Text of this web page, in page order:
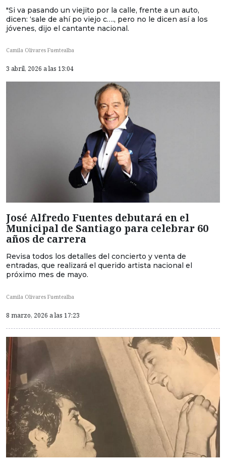
"Si va pasando un viejito por la calle, frente a un auto,
dicen: ‘sale de ahí po viejo c…., pero no le dicen así a los
jóvenes, dijo el cantante nacional.
Camila Olivares Fuentealba
3 abril, 2026 a las 13:04
José Alfredo Fuentes debutará en el
Municipal de Santiago para celebrar 60
años de carrera
Revisa todos los detalles del concierto y venta de
entradas, que realizará el querido artista nacional el
próximo mes de mayo.
Camila Olivares Fuentealba
8 marzo, 2026 a las 17:23